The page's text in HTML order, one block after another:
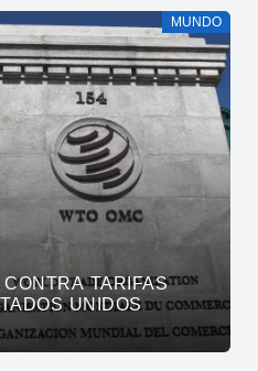
MUNDO
TARIFAS
UNIDOS